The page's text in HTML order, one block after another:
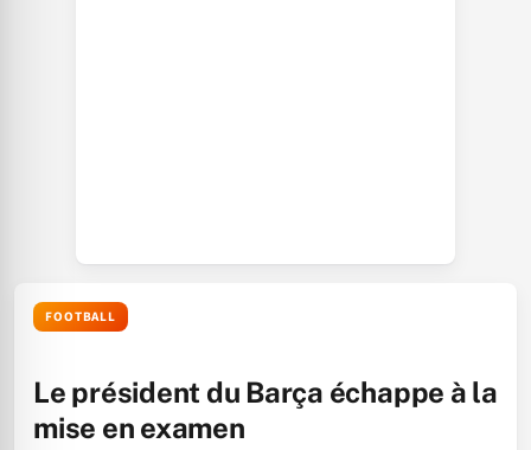
FOOTBALL
Le président du Barça échappe à la
mise en examen